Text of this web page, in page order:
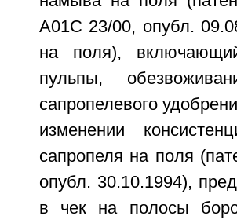
A01C 23/00, опубл.
на поля),
пульпы,
сапропелевого
изменении
сапропеля на поля
опубл. 30.10.1994),
в чек на полосы